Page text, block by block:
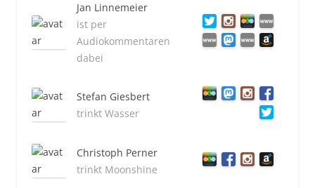
Jan Linnemeier
ist per
Audiokommentaren
dabei
Stefan Giesbert
trinkt Wasser
Christoph Perner
trinkt Moonshine